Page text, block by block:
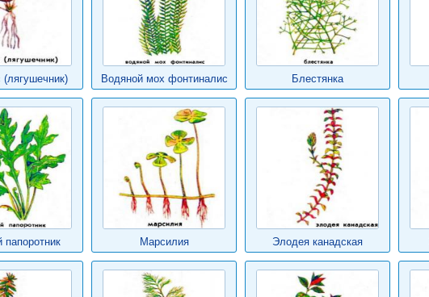
(лягушечник) Водяной мох фонтиналис Блестянка
папоротник Марсилия Элодея канадская